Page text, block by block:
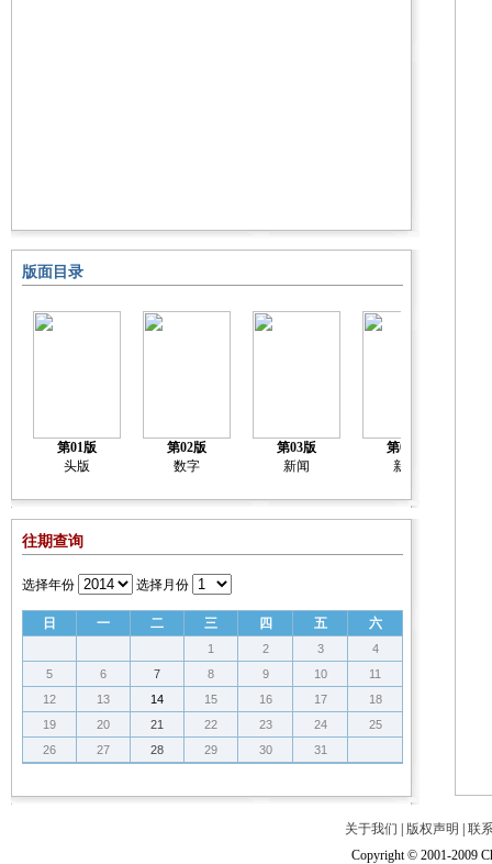
版面目录
第01版
头版
第02版
数字
第03版
新闻
第04版
新闻
往期查询
选择年份 选择月份
日 一 二 三 四 五 六
1 2 3
4
5
6 7 8 9 10
11
12
13 14 15 16 17
18
19
20 21 22 23 24
25
26
27 28 29 30 31
关于我们 版权声明
联
Copyright © 2001-2009